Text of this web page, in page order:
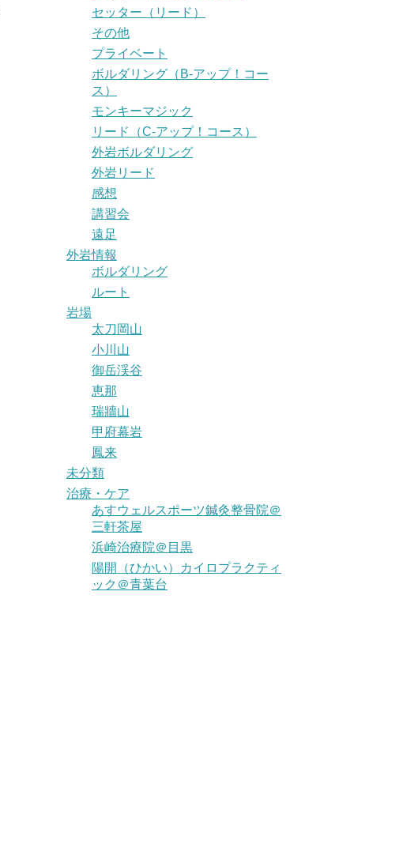
セッター（リード）
その他
プライベート
ボルダリング（B-アップ！コー
ス）
モンキーマジック
リード（C-アップ！コース）
外岩ボルダリング
外岩リード
感想
講習会
遠足
外岩情報
ボルダリング
ルート
岩場
太刀岡山
小川山
御岳渓谷
恵那
瑞牆山
甲府幕岩
鳳来
未分類
治療・ケア
あすウェルスポーツ鍼灸整骨院＠
三軒茶屋
浜崎治療院＠目黒
陽開（ひかい）カイロプラクティ
ック＠青葉台